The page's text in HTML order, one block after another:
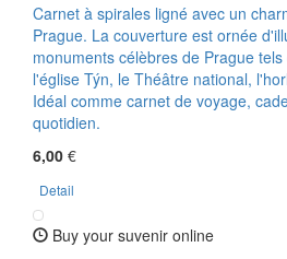
Carnet à spirales ligné avec un
Prague. La couverture est ornée
monuments célèbres de Prague
l'église Týn, le Théâtre national,
Idéal comme carnet de voyage,
quotidien.
6,00 €
Detail
Buy your suvenir online